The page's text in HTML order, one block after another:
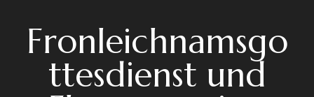
Fronleichnamsgo
ttesdienst und